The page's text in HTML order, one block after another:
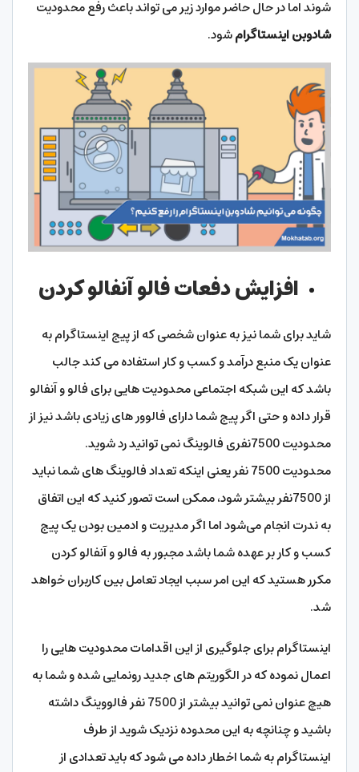
شوند اما در حال حاضر موارد زیر می تواند باعث رفع محدودیت
شادوبن اینستاگرامشود.
افزایش دفعات فالو آنفالو کردن
شاید برای شما نیز به عنوان شخصی که از پیج اینستاگرام به
عنوان یک منبع درآمد و کسب و کار استفاده می کند جالب
باشد که این شبکه اجتماعی محدودیت هایی برای فالو و آنفالو
قرار داده و حتی اگر پیج شما دارای فالوور های زیادی باشد نیز از
محدودیت 7500نفری فالوینگ نمی توانید رد شوید.
محدودیت 7500 نفر یعنی اینکه تعداد فالوینگ های شما نباید
از 7500نفر بیشتر شود، ممکن است تصور کنید که این اتفاق
به ندرت انجام می‌شود اما اگر مدیریت و ادمین بودن یک پیج
کسب و کار بر عهده شما باشد مجبور به فالو و آنفالو کردن
مکرر هستید که این امر سبب ایجاد تعامل بین کاربران خواهد
شد.
اینستاگرام برای جلوگیری از این اقدامات محدودیت‌ هایی را
اعمال نموده که در الگوریتم های جدید رونمایی شده و شما به
هیچ عنوان نمی توانید بیشتر از 7500 نفر فالووینگ داشته
باشید و چنانچه به این محدوده نزدیک شوید از طرف
اینستاگرام به شما اخطار داده می شود که باید تعدادی از